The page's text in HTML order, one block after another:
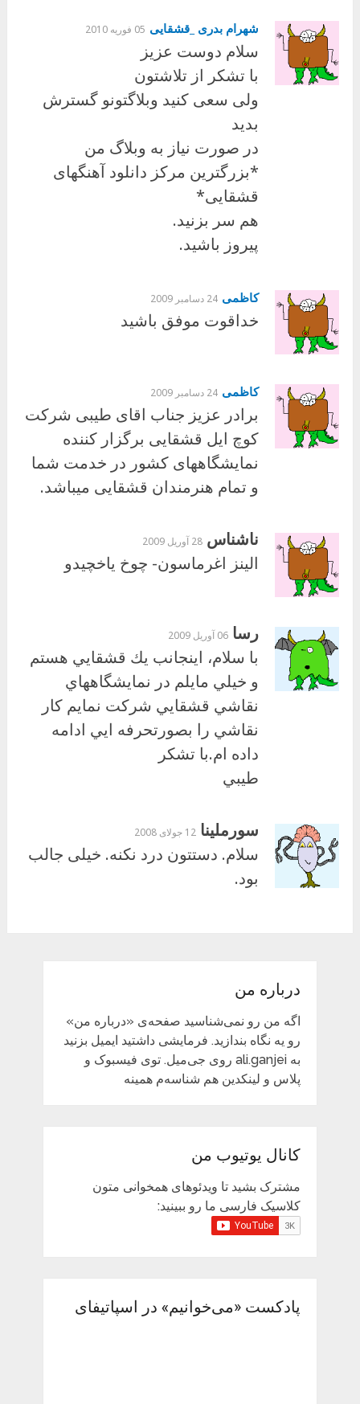
شهرام بدری _قشقایی 05 فوریه 2010
سلام دوست عزیز
با تشکر از تلاشتون
ولی سعی کنید وبلاگتونو گسترش
بدید
در صورت نیاز به وبلاگ من
*بزرگترین مرکز دانلود آهنگهای
قشقایی*
هم سر بزنید.
پیروز باشید.
کاظمی 24 دسامبر 2009
خداقوت موفق باشید
کاظمی 24 دسامبر 2009
برادر عزیز جناب اقای طیبی شرکت
کوچ ایل قشقایی برگزار کننده
نمایشگاههای کشور در خدمت شما
و تمام هنرمندان قشقایی میباشد.
ناشناس 28 آوریل 2009
الينز اغرماسون- چوخ ياخچيدو
رسا 06 آوریل 2009
با سلام، اينجانب يك قشقايي هستم
و خيلي مايلم در نمايشگاههاي
نقاشي قشقايي شركت نمايم كار
نقاشي را بصورتحرفه ايي ادامه
داده ام.با تشكر
طيبي
سورملینا 12 جولای 2008
سلام. دستتون درد نکنه. خیلی جالب
بود.
درباره من
اگه من رو نمی‌شناسید صفحه‌ی «درباره من»
رو یه نگاه بندازید. فرمایشی داشتید ایمیل بزنید
به ali.ganjei روی جی‌میل. توی فیسبوک و
پلاس و لینکدین هم شناسه‌م همینه
کانال یوتیوب من
مشترک بشید تا ویدئوهای همخوانی متون
کلاسیک فارسی ما رو ببینید:
پادکست «می‌خوانیم» در اسپاتیفای